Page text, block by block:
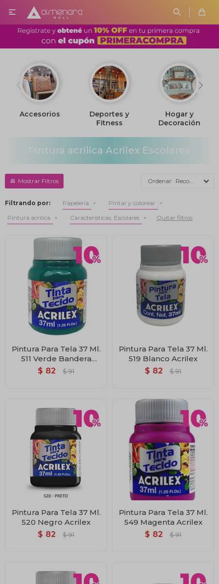

Accesorios
Deportes y
Fitness
Hogar y
Decoración
Pintura acrílica Acrilex Escolares
Recomendados
Filtrando por: Papelería
Pintar y colorear
Pintura acrílica
Caracteristicas: Escolares Quitar filtros
Pintura Para Tela 37 Ml.
511 Verde Bandera
Acrilex
$ 82 $ 91
Pintura Para Tela 37 Ml.
519 Blanco Acrilex
$ 82 $ 91
Pintura Para Tela 37 Ml.
520 Negro Acrilex
$ 82 $ 91
Pintura Para Tela 37 Ml.
549 Magenta Acrilex
$ 82 $ 91